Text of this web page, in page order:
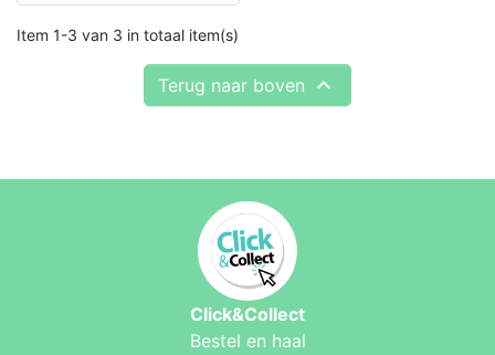
Item 1-3 van 3 in totaal item(s)
Terug naar boven 
Click&Collect
Bestel en haal